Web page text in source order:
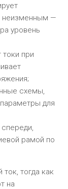
неизменным —
уровень
при
схемы,
для
рамой по
тогда как
на